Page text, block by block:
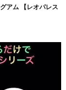
アム 【レオパレス